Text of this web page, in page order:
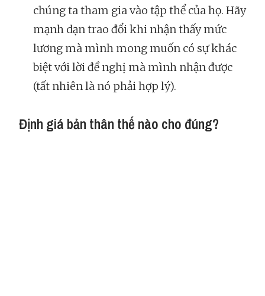
chúng ta tham gia vào tập thể của họ. Hãy
mạnh dạn trao đổi khi nhận thấy mức
lương mà mình mong muốn có sự khác
biệt với lời đề nghị mà mình nhận được
(tất nhiên là nó phải hợp lý).
Định giá bản thân thế nào cho đúng?